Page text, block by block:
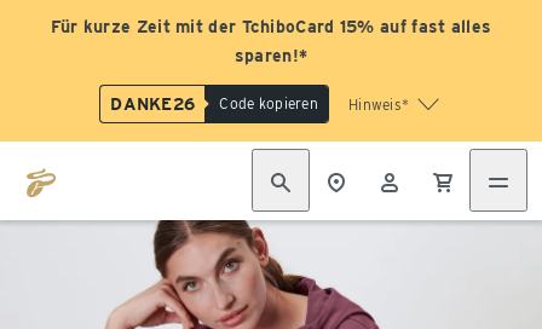
Für kurze Zeit mit der TchiboCard 15% auf fast alles
sparen!*
DANKE26 Code kopieren Hinweis*